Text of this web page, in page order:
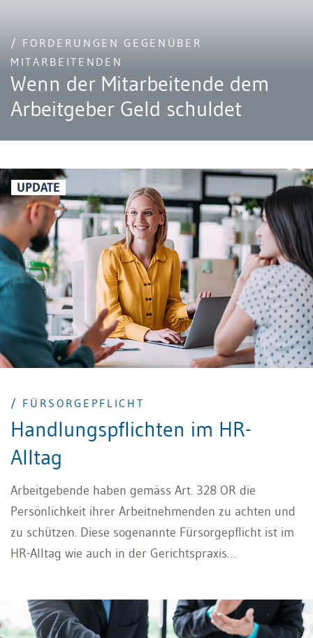
/ FORDERUNGEN GEGENÜBER
MITARBEITENDEN
Wenn der Mitarbeitende dem
Arbeitgeber Geld schuldet
UPDATE
/ FÜRSORGEPFLICHT
Handlungspflichten im HR-
Alltag
Arbeitgebende haben gemäss Art. 328 OR die
Persönlichkeit ihrer Arbeitnehmenden zu achten und
zu schützen. Diese sogenannte Fürsorgepflicht ist im
HR-Alltag wie auch in der Gerichtspraxis
aufkommende Fragen zum Thema näher beleuchten.